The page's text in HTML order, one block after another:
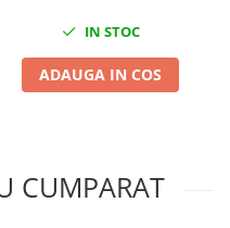
IN STOC
ADAUGA IN COS
CUMPARAT